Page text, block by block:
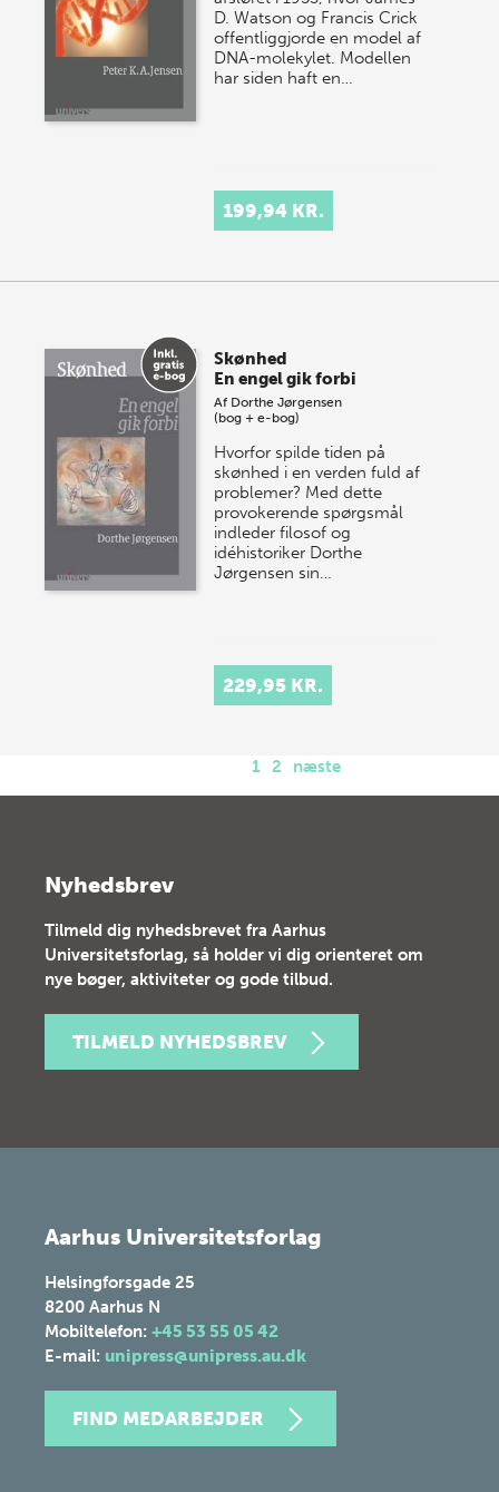
D. Watson og Francis Crick
offentliggjorde en model af
DNA-molekylet. Modellen
har siden haft en…
199,94 KR.
Skønhed
En engel gik forbi
Af Dorthe Jørgensen
(bog + e-bog)
Hvorfor spilde tiden på
skønhed i en verden fuld af
problemer? Med dette
provokerende spørgsmål
indleder filosof og
idéhistoriker Dorthe
Jørgensen sin…
229,95 KR.
1 2 næste
Nyhedsbrev
Tilmeld dig nyhedsbrevet fra Aarhus
Universitetsforlag, så holder vi dig orienteret om
nye bøger, aktiviteter og gode tilbud.
TILMELD NYHEDSBREV
Aarhus Universitetsforlag
Helsingforsgade 25
8200 Aarhus N
Mobiltelefon: +45 53 55 05 42
E-mail: unipress@unipress.au.dk
FIND MEDARBEJDER